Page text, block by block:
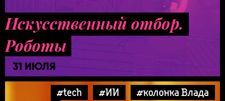
Искусственный отбор.
Роботы
31 ИЮЛЯ
#tech #ИИ
#колонка Влада